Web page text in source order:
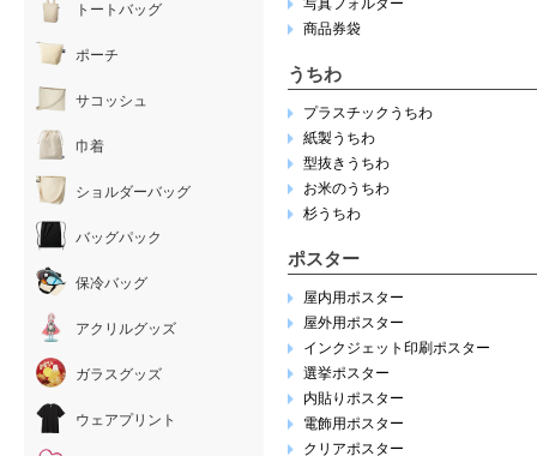
写真フォルダー
商品券袋
うちわ
プラスチックうちわ
紙製うちわ
型抜きうちわ
お米のうちわ
杉うちわ
ポスター
屋内用ポスター
屋外用ポスター
インクジェット印刷ポスター
選挙ポスター
内貼りポスター
電飾用ポスター
クリアポスター
トートバッグ
ポーチ
サコッシュ
巾着
ショルダーバッグ
バッグパック
保冷バッグ
アクリルグッズ
ガラスグッズ
ウェアプリント